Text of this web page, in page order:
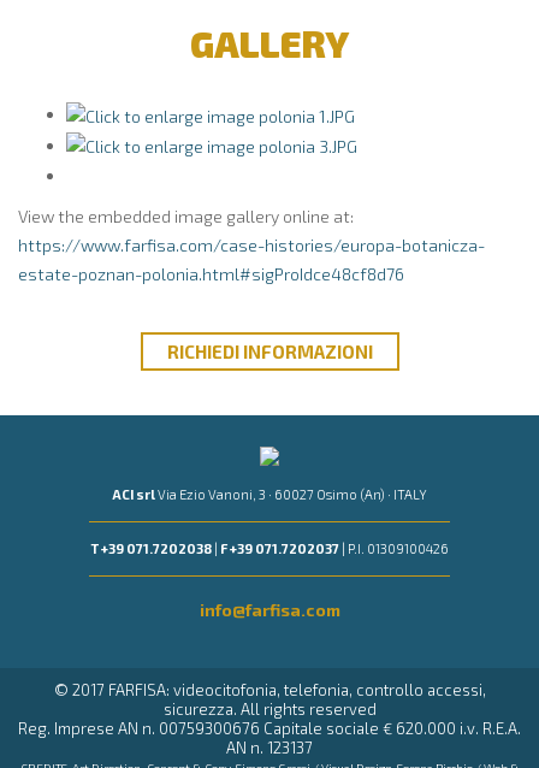
GALLERY
View the embedded image gallery online at:
https://www.farfisa.com/case-histories/europa-botanicza-
estate-poznan-polonia.html#sigProIdce48cf8d76
RICHIEDI INFORMAZIONI
ACI srlVia Ezio Vanoni, 3 · 60027 Osimo (An) · ITALY
T +39 071.7202038| F +39 071.7202037| P.I. 01309100426
info@farfisa.com
© 2017 FARFISA: videocitofonia, telefonia, controllo accessi,
sicurezza. All rights reserved
Reg. Imprese AN n. 00759300676 Capitale sociale € 620.000 i.v. R.E.A.
AN n. 123137